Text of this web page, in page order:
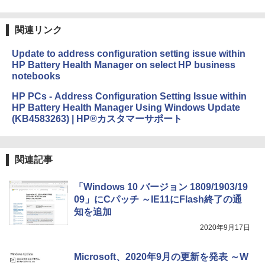
ェクトリストと最新エミュレータ紹介
1冊ですべて身につくHTML & CSSとWe
bデザイン入門講座［第2版］
Amazon Kindle Colorsoft | 16GBストレ
テリー、広告無し、ブラック (2025年発
売)
レージ、ノート機能搭載、明るさ自動調
整、色調調節ライト、プレミアムペン付
き、グラファイト
関連リンク
Update to address configuration setting issue within
HP Battery Health Manager on select HP business
notebooks
HP PCs - Address Configuration Setting Issue within
HP Battery Health Manager Using Windows Update
(KB4583263) | HP®カスタマーサポート
関連記事
「Windows 10 バージョン 1809/1903/19
09」にCパッチ ～IE11にFlash終了の通
知を追加
2020年9月17日
Microsoft、2020年9月の更新を発表 ～W